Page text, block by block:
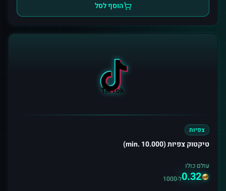
הוסף לסל
צפיות
טיקטוק צפיות (min. 10.000)
עולם כולו
0.32ל-1000